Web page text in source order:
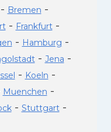
- Bremen -
- Frankfurt-
- Hamburg -
- Jena -
- Koeln -
Muenchen -
- Stuttgart-